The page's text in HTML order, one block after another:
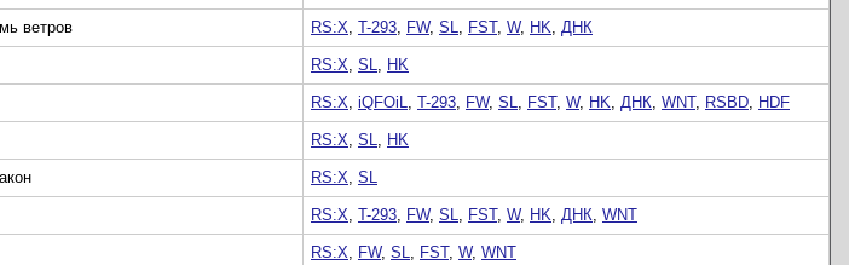
ветров RS:X, T-293, FW, SL, FST, W, HK, ДНК
RS:X, SL, HK
RS:X, iQFOiL, T-293, FW, SL, FST, W, HK, ДНК, WNT, RSBD, HDF
RS:X, SL, HK
RS:X, SL
RS:X, T-293, FW, SL, FST, W, HK, ДНК, WNT
RS:X, FW, SL, FST, W, WNT